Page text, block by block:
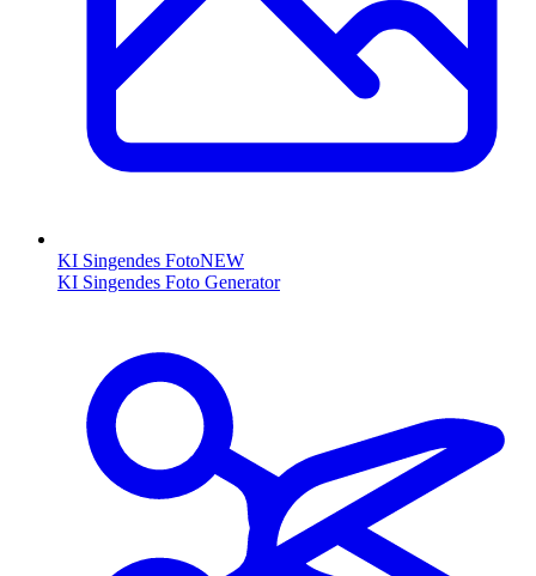
KI Singendes FotoNEW
KI Singendes Foto Generator